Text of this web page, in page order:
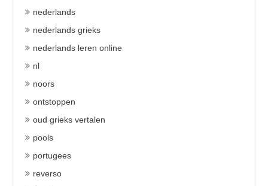
nederlands
nederlands grieks
nederlands leren online
nl
noors
ontstoppen
oud grieks vertalen
pools
portugees
reverso